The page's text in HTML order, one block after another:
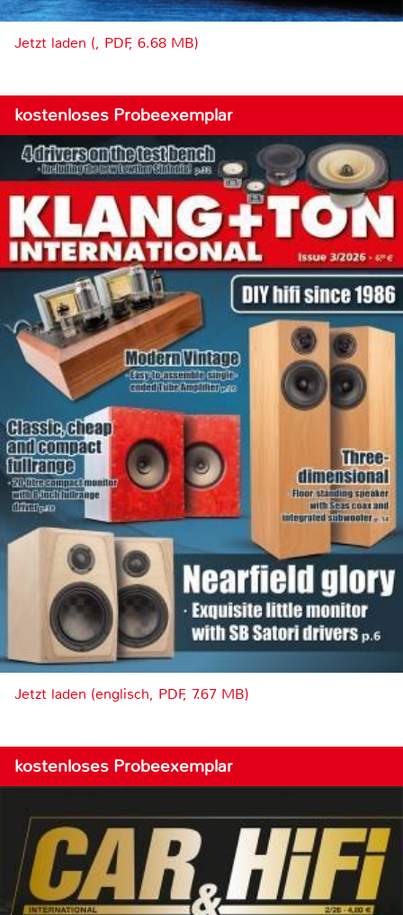
Jetzt laden (, PDF, 6.68 MB)
kostenloses Probeexemplar
Jetzt laden (englisch, PDF, 7.67 MB)
kostenloses Probeexemplar